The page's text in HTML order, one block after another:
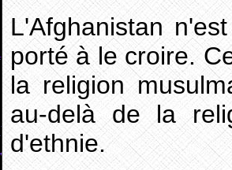
L'Afghanistan
porté à le croire.
la religion
au-delà de la
d'ethnie.